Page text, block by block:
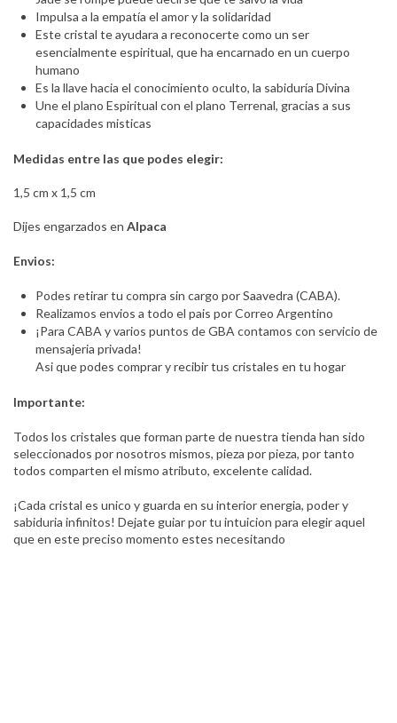
Impulsa a la empatía el amor y la solidaridad
Este cristal te ayudara a reconocerte como un ser
esencialmente espiritual, que ha encarnado en un cuerpo
humano
Es la llave hacia el conocimiento oculto, la sabiduría Divina
Une el plano Espiritual con el plano Terrenal, gracias a sus
capacidades misticas
Medidas entre las que podes elegir:
1,5 cm x 1,5 cm
Dijes engarzados en Alpaca
Envios:
Podes retirar tu compra sin cargo por Saavedra (CABA).
Realizamos envios a todo el pais por Correo Argentino
¡Para CABA y varios puntos de GBA contamos con servicio de
mensajeria privada!
Asi que podes comprar y recibir tus cristales en tu hogar
Importante:
Todos los cristales que forman parte de nuestra tienda han sido
seleccionados por nosotros mismos, pieza por pieza, por tanto
todos comparten el mismo atributo, excelente calidad.
¡Cada cristal es unico y guarda en su interior energia, poder y
sabiduria infinitos! Dejate guiar por tu intuicion para elegir aquel
que en este preciso momento estes necesitando